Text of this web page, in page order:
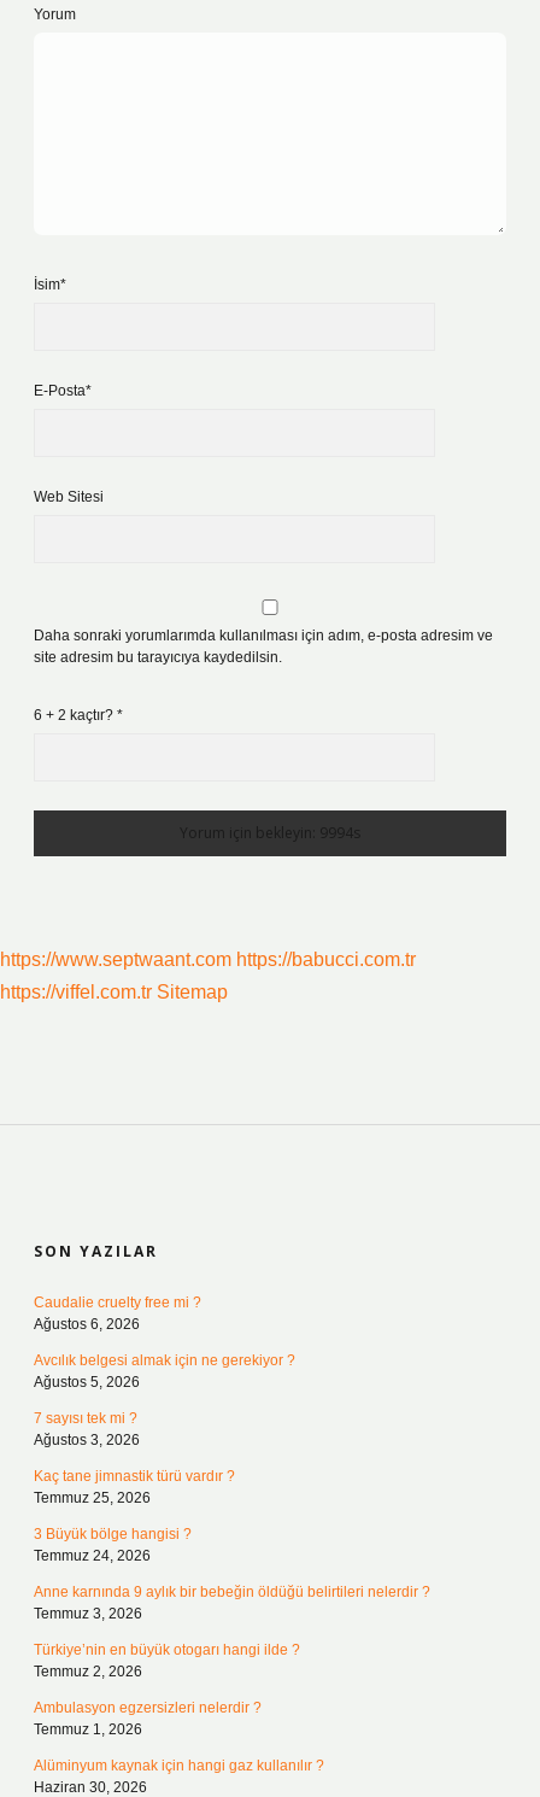
Yorum
İsim*
E-Posta*
Web Sitesi
Daha sonraki yorumlarımda kullanılması için adım, e-posta adresim ve
site adresim bu tarayıcıya kaydedilsin.
6 + 2 kaçtır? *
https://www.septwaant.com https://babucci.com.tr
https://viffel.com.tr Sitemap
SON YAZILAR
Caudalie cruelty free mi ?
Ağustos 6, 2026
Avcılık belgesi almak için ne gerekiyor ?
Ağustos 5, 2026
7 sayısı tek mi ?
Ağustos 3, 2026
Kaç tane jimnastik türü vardır ?
Temmuz 25, 2026
3 Büyük bölge hangisi ?
Temmuz 24, 2026
Anne karnında 9 aylık bir bebeğin öldüğü belirtileri nelerdir ?
Temmuz 3, 2026
Türkiye’nin en büyük otogarı hangi ilde ?
Temmuz 2, 2026
Ambulasyon egzersizleri nelerdir ?
Temmuz 1, 2026
Alüminyum kaynak için hangi gaz kullanılır ?
Haziran 30, 2026